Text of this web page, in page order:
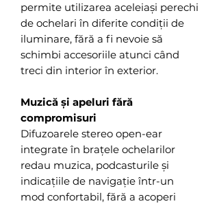
permite utilizarea aceleiași perechi
de ochelari în diferite condiții de
iluminare, fără a fi nevoie să
schimbi accesoriile atunci când
treci din interior în exterior.
Muzică și apeluri fără
compromisuri
Difuzoarele stereo open-ear
integrate în brațele ochelarilor
redau muzica, podcasturile și
indicațiile de navigație într-un
mod confortabil, fără a acoperi